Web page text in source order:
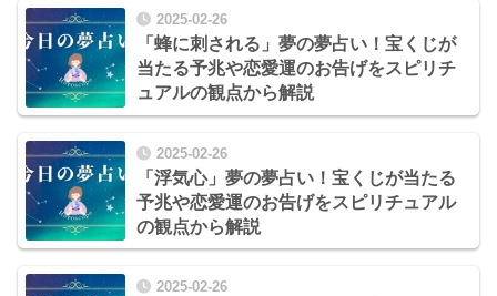
2025-02-26
「蜂に刺される」夢の夢占い！宝くじが
当たる予兆や恋愛運のお告げをスピリチ
ュアルの観点から解説
2025-02-26
「浮気心」夢の夢占い！宝くじが当たる
予兆や恋愛運のお告げをスピリチュアル
の観点から解説
2025-02-26